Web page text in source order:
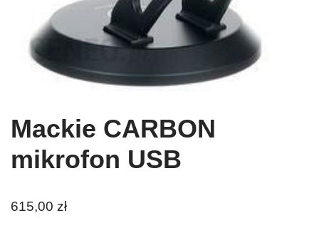
Mackie CARBON
mikrofon USB
615,00 zł